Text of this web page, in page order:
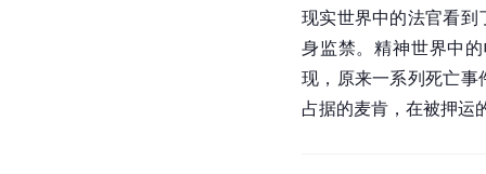
现实世界中的法官看到
身监禁。精神世界中
现，原来一系列死亡事
占据的麦肯，在被押运